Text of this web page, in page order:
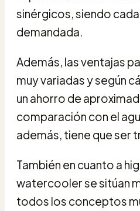
sinérgicos, siendo
demandada.
Además, las ventajas
muy variadas y según
un ahorro de
comparación con el
además, tiene que ser
También en cuanto a
watercooler se sitúan
todos los conceptos